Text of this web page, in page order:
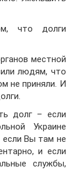
что долги
местной
людям, что
не приняли. И
долг – если
Украине
если Вы там не
и если
службы,